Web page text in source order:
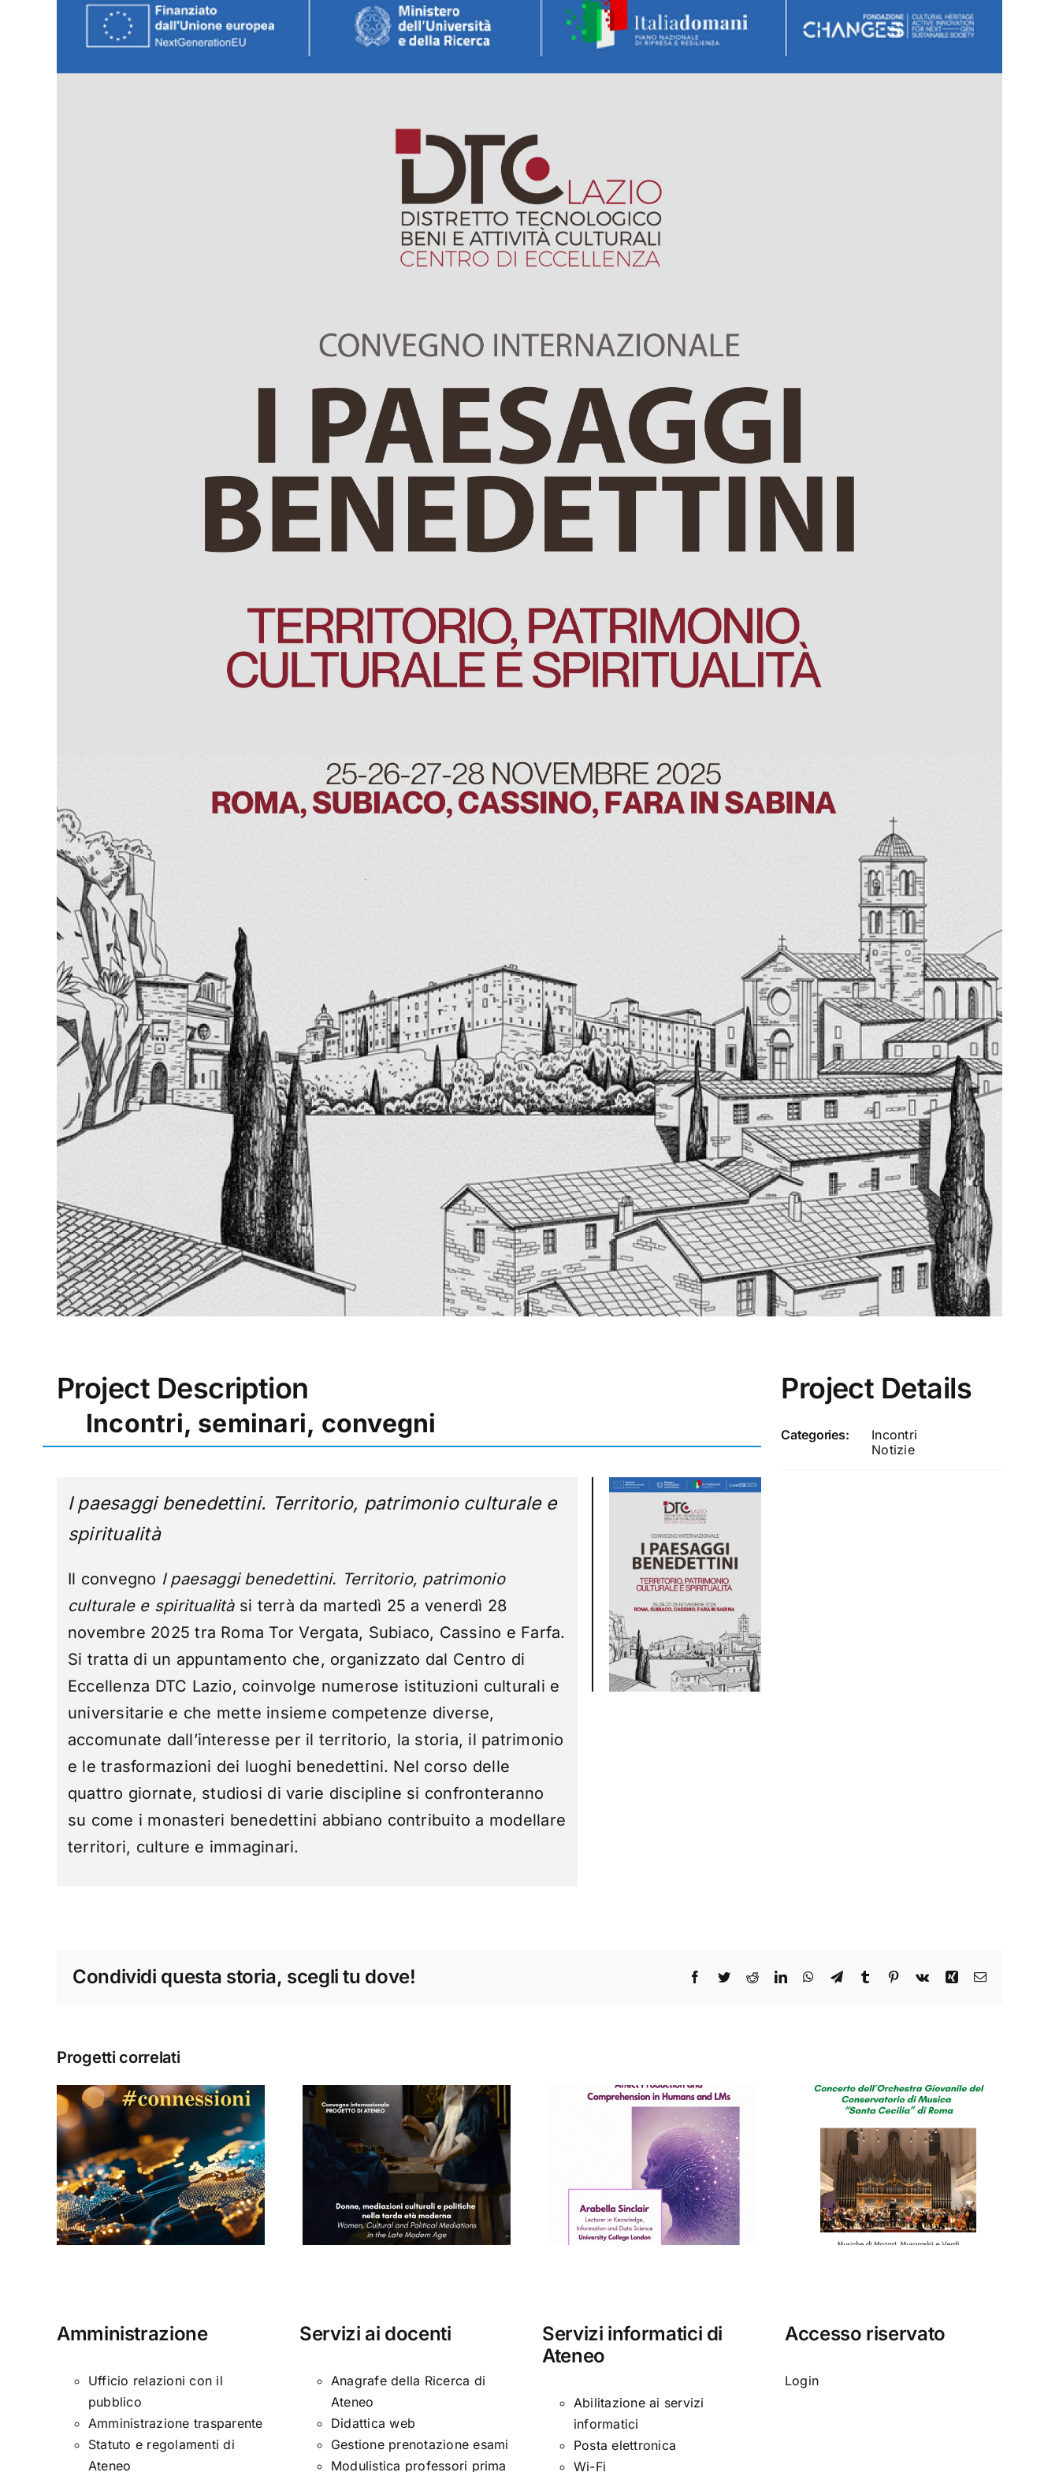
Larger
Project Description
Incontri, seminari, convegni
I paesaggi benedettini. Territorio, patrimonio culturale e
spiritualità
Il convegno I paesaggi benedettini. Territorio, patrimonio
culturale e spiritualitàsi terrà da martedì 25 a venerdì 28
novembre 2025 tra Roma Tor Vergata, Subiaco, Cassino e Farfa.
Si tratta di un appuntamento che, organizzato dal Centro di
Eccellenza DTC Lazio, coinvolge numerose istituzioni culturali e
universitarie e che mette insieme competenze diverse,
accomunate dall’interesse per il territorio, la storia, il patrimonio
e le trasformazioni dei luoghi benedettini. Nel corso delle
quattro giornate, studiosi di varie discipline si confronteranno
su come i monasteri benedettini abbiano contribuito a modellare
territori, culture e immaginari.
Project Details
Categories:
Incontri
Notizie
Condividi questa storia, scegli tu dove! Facebook
TwitterRedditLinkedInWhatsApp
TelegramTumblr Pinterest
Vk Xing Email
Progetti correlati
Donne, mediazioni
culturali e politiche
nella tarda età
moderna
Seminario di
Arabella Sinclair
Concerto del
Conservatorio di
“Santa Cecilia”
Amministrazione
Ufficio relazioni con il
pubblico
Amministrazione trasparente
Statuto e regolamenti di
Ateneo
Servizi ai docenti
Anagrafe della Ricerca di
Ateneo
Didattica web
Gestione prenotazione esami
Modulistica professori prima
Servizi informatici di
Ateneo
Abilitazione ai servizi
informatici
Posta elettronica
Wi-Fi
Accesso riservato
Login